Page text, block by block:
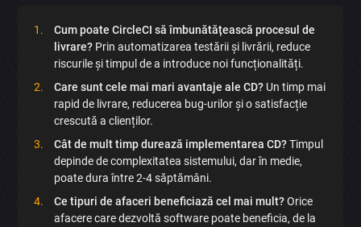
Cum poate CircleCI să îmbunătățească procesul de
livrare? Prin automatizarea testării și livrării, reduce
riscurile și timpul de a introduce noi funcționalități.
Care sunt cele mai mari avantaje ale CD? Un timp mai
rapid de livrare, reducerea bug-urilor și o satisfacție
crescută a clienților.
Cât de mult timp durează implementarea CD?Timpul
depinde de complexitatea sistemului, dar în medie,
poate dura între 2-4 săptămâni.
Ce tipuri de afaceri beneficiază cel mai mult?Orice
afacere care dezvoltă software poate beneficia, de la